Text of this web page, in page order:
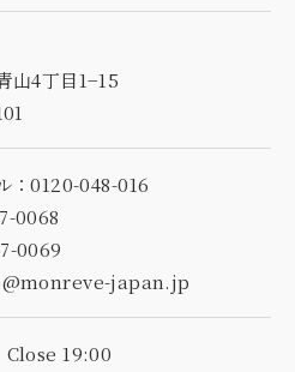
山4丁目1−15
：0120-048-016
0068
0069
japan.jp
19:00